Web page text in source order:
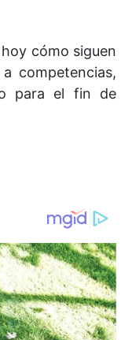
cómo siguen
competencias,
para el fin de